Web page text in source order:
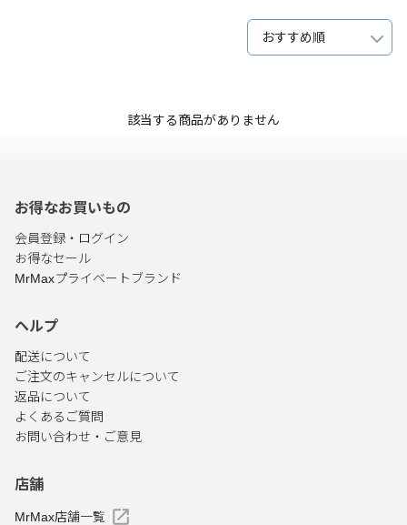
おすすめ順
該当する商品がありません
お得なお買いもの
会員登録・ログイン
お得なセール
MrMaxプライベートブランド
ヘルプ
配送について
ご注文のキャンセルについて
返品について
よくあるご質問
お問い合わせ・ご意見
店舗
MrMax店舗一覧